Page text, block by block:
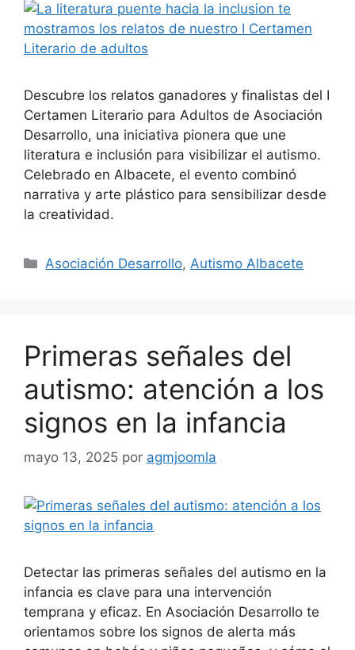
Descubre los relatos ganadores y finalistas del I
Certamen Literario para Adultos de Asociación
Desarrollo, una iniciativa pionera que une
literatura e inclusión para visibilizar el autismo.
Celebrado en Albacete, el evento combinó
narrativa y arte plástico para sensibilizar desde
la creatividad.
Asociación Desarrollo, Autismo Albacete
Primeras señales del
autismo: atención a los
signos en la infancia
mayo 13, 2025 por agmjoomla
Detectar las primeras señales del autismo en la
infancia es clave para una intervención
temprana y eficaz. En Asociación Desarrollo te
orientamos sobre los signos de alerta más